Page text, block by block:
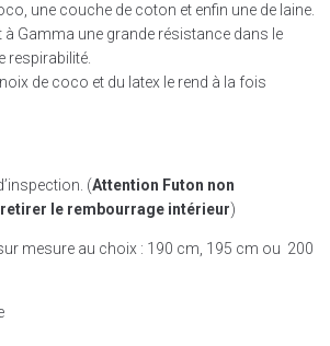
une couche de coton et enfin une de laine.
Gamma une grande résistance dans le
respirabilité.
de coco et du latex le rend à la fois
(Attention Futon non
le rembourrage intérieur)
mesure au choix : 190 cm, 195 cm ou 200